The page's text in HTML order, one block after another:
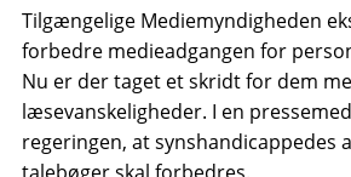
Tilgængelige Mediemyndigheden
forbedre medieadgangen for
Nu er der taget et skridt for dem
læsevanskeligheder. I en
regeringen, at synshandicappedes